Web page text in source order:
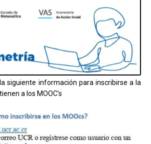
siguiente información para inscribirse a la
a los MOOC's